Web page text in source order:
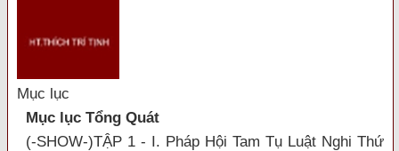
Mục lục
Mục lục Tổng Quát
(-SHOW-)TẬP 1 - I. Pháp Hội Tam Tụ Luật Nghi Thứ